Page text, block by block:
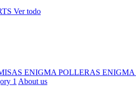
Ver todo
ENIGMA POLLERAS ENIGMA
About us